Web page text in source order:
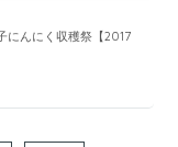
にんにく収穫祭【2017